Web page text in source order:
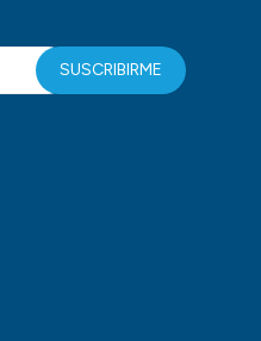
SUSCRIBIRME